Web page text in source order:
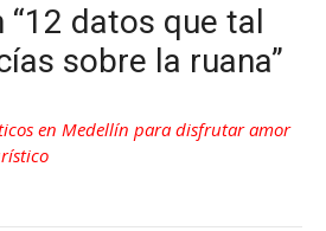
“12 datos que tal
sobre la ruana”
en Medellín para disfrutar amor